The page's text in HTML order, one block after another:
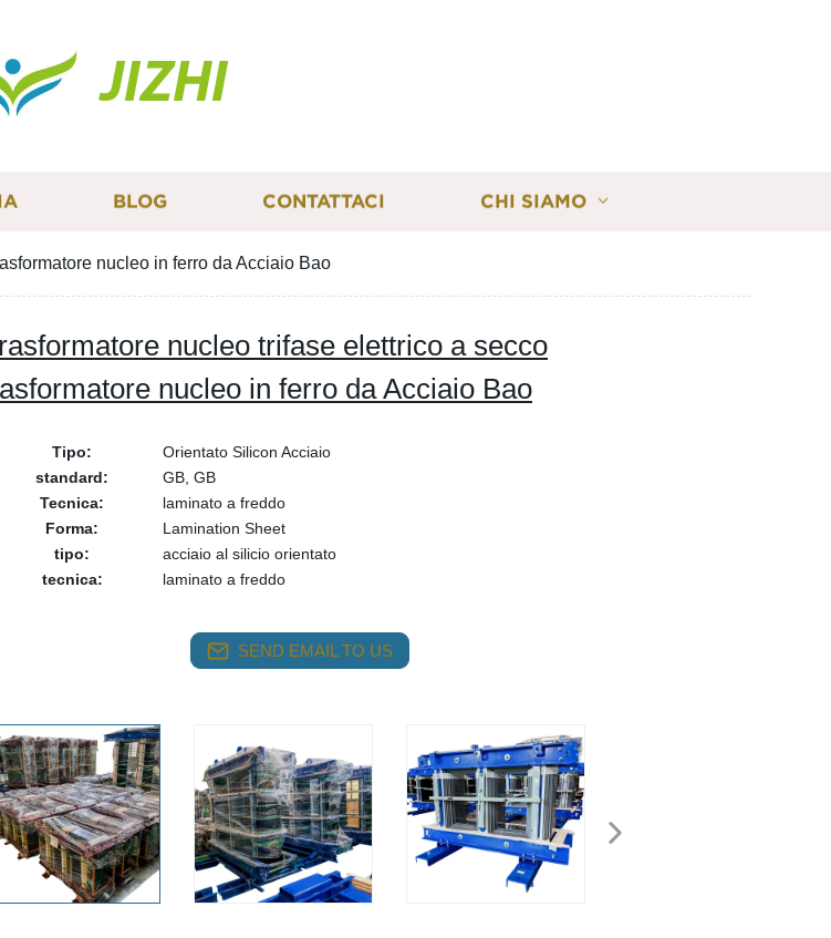
JIZHI
BLOG CONTATTACI CHI SIAMO
nucleo in ferro da Acciaio Bao
nucleo trifase elettrico a secco
nucleo in ferro da Acciaio Bao
Tipo:
Orientato Silicon Acciaio
standard:
GB, GB
Tecnica:
laminato a freddo
Forma:
Lamination Sheet
tipo:
acciaio al silicio orientato
tecnica:
laminato a freddo
SEND EMAIL TO US